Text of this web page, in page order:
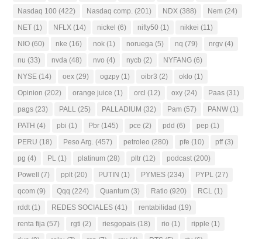
Nasdaq 100 (422) Nasdaq comp. (201) NDX (388) Nem (24)
NET (1) NFLX (14) nickel (6) nifty50 (1) nikkei (11)
NIO (60) nke (16) nok (1) noruega (5) nq (79) nrgv (4)
nu (33) nvda (48) nvo (4) nycb (2) NYFANG (6)
NYSE (14) oex (29) ogzpy (1) oibr3 (2) oklo (1)
Opinion (202) orange juice (1) orcl (12) oxy (24) Paas (31)
pags (23) PALL (25) PALLADIUM (32) Pam (57) PANW (1)
PATH (4) pbi (1) Pbr (145) pce (2) pdd (6) pep (1)
PERU (18) Peso Arg. (457) petroleo (280) pfe (10) pff(3)
pg (4) PL (1) platinum (28) pltr (12) podcast (200)
Powell
(7) pplt (20) PUTIN (1) PYMES (234) PYPL (27)
qcom (9) Qqq (224) Quantum (3) Ratio (920) RCL (1)
rddt (1) REDES SOCIALES (41) rentabilidad (19)
renta fija (57) rgti (2) riesgopais (18) rio (1) ripple (1)